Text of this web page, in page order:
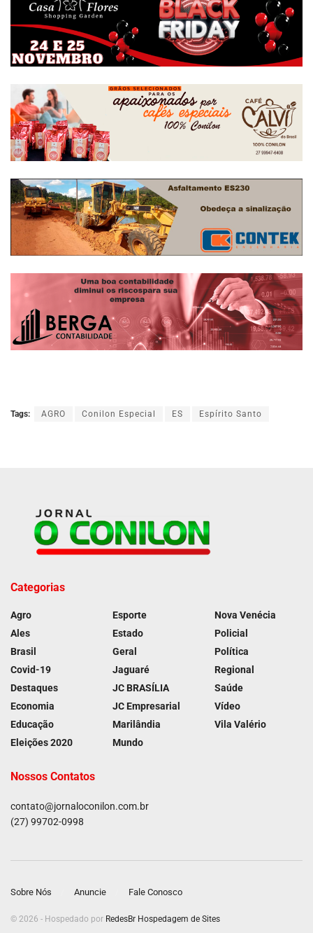
Tags: AGRO Conilon Especial ES Espírito Santo
Categorias
Agro
Ales
Brasil
Covid-19
Destaques
Economia
Educação
Eleições 2020
Esporte
Estado
Geral
Jaguaré
JC BRASÍLIA
JC Empresarial
Marilândia
Mundo
Nova Venécia
Policial
Política
Regional
Saúde
Vídeo
Vila Valério
Nossos Contatos
contato@jornaloconilon.com.br
(27) 99702-0998
Sobre Nós Anuncie Fale Conosco
© 2026 - Hospedado por RedesBr Hospedagem de Sites